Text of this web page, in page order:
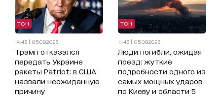
ТСН
14:45 | 05.08.2026
Трамп отказался
передать Украине
ракеты Patriot: в США
назвали неожиданную
причину
ТСН
11:45 | 05.08.2026
Люди погибли, ожидая
поезд: жуткие
подробности одного из
самых мощных ударов
по Киеву и области 5